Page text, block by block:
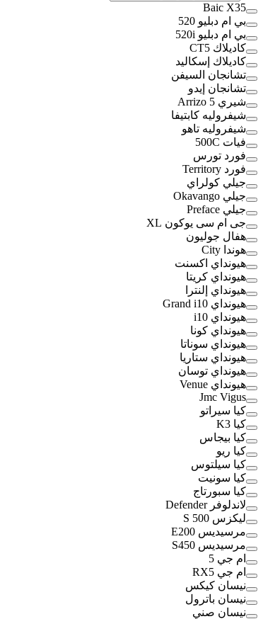
Baic X35
بي ام دبليو 520
بي ام دبليو 520i
كاديلاك CT5
كاديلاك إسكاليد
تشانجان السيفن
تشانجان إيدو
شيري Arrizo 5
شيفروليه كابتيفا
شيفروليه تاهو
فيات 500C
فورد تورس
فورد Territory
جيلي كولراي
جيلي Okavango
جيلي Preface
جى ام سى يوكون XL
هفال جوليون
هوندا City
هيونداي اكسنت
هيونداي كريتا
هيونداي إلنترا
هيونداي Grand i10
هيونداي i10
هيونداي كونا
هيونداي سوناتا
هيونداي ستاريا
هيونداي توسان
هيونداي Venue
Jmc Vigus
كيا سيراتو
كيا K3
كيا بيجاس
كيا ريو
كيا سيلتوس
كيا سونيت
كيا سبورتاج
لاندلوفر Defender
ليكزس S 500
مرسيديس E200
مرسيديس S450
ام جي 5
ام جي RX5
نيسان كيكس
نيسان باترول
نيسان صني